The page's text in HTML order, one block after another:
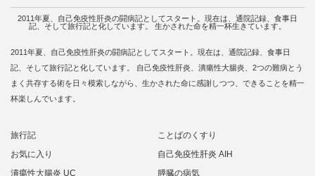
2011年夏、自己免疫性肝炎の闘病記としてスタート。現在は、通院記録、食事日
記、そして旅行記と化しています。 生かされた命を精一杯生きています。
2011年夏、自己免疫性肝炎の闘病記としてスタート。現在は、通院記録、食事日
記、そして旅行記と化しています。 自己免疫性肝炎、潰瘍性大腸炎、2つの難病とう
まく共存する術を日々模索しながら、生かされた命に感謝しつつ、できることを精一
杯楽しんでいます。
旅行記
ことばのくすり
お気に入り
自己免疫性肝炎 AIH
潰瘍性大腸炎 UC
膵臓の病気